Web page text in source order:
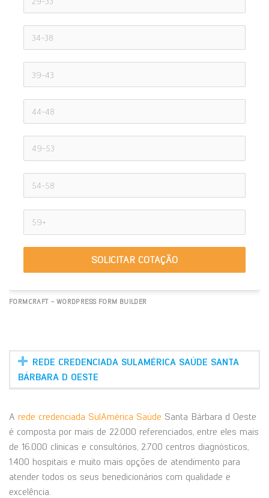
SOLICITAR COTAÇÃO
FORMCRAFT - WORDPRESS FORM BUILDER
REDE CREDENCIADA SULAMÉRICA SAÚDE SANTA
BÁRBARA D OESTE
A rede credenciada SulAmérica Saúde Santa Bárbara d Oeste
é composta por mais de 22.000 referenciados, entre eles mais
de 16.000 clínicas e consultórios, 2.700 centros diagnósticos,
1.400 hospitais e muito mais opções de atendimento para
atender todos os seus benedicionários com qualidade e
excelência.